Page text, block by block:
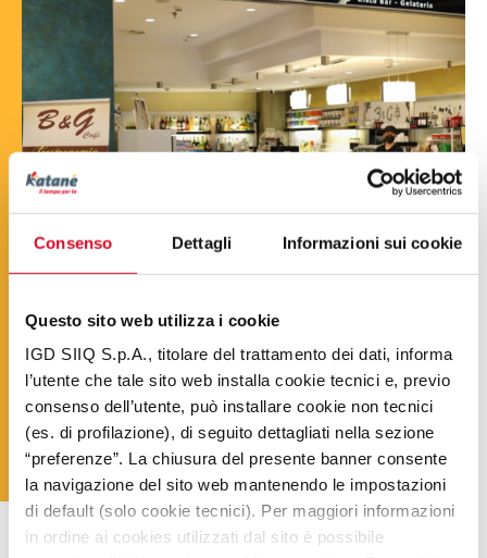
Consenso Dettagli Informazioni sui cookie
Questo sito web utilizza i cookie
IGD SIIQ S.p.A., titolare del trattamento dei dati, informa
l’utente che tale sito web installa cookie tecnici e, previo
consenso dell’utente, può installare cookie non tecnici
(es. di profilazione), di seguito dettagliati nella sezione
“preferenze”. La chiusura del presente banner consente
la navigazione del sito web mantenendo le impostazioni
di default (solo cookie tecnici). Per maggiori informazioni
in ordine ai cookies utilizzati dal sito è possibile